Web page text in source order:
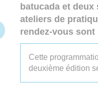
batucada et
ateliers de
rendez-vous
Cette
deuxième édition